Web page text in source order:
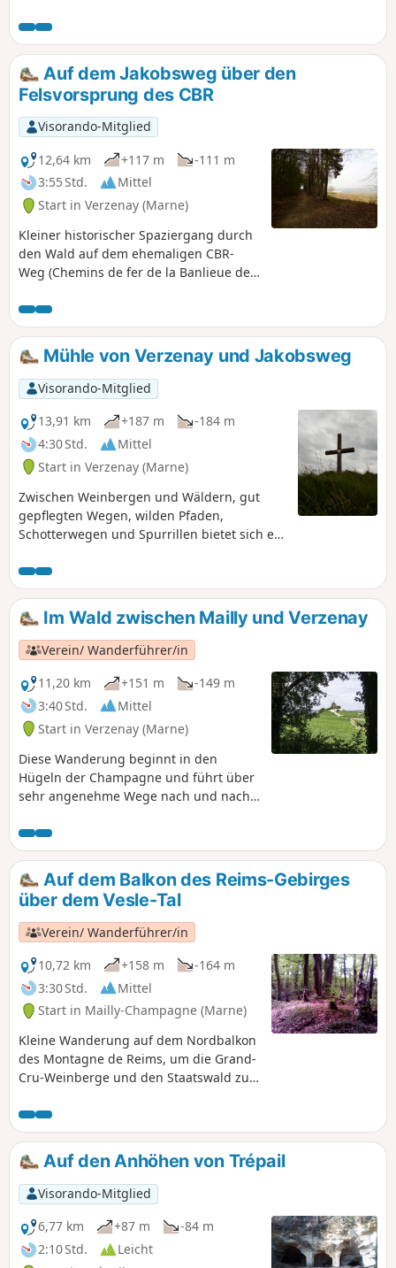
Während einer Wanderung können Sie ein
Stückchen des Waldes von Brocéliande
bewundern.
Auf dem Jakobsweg über den
Felsvorsprung des CBR
Visorando-Mitglied
12,64 km
+117 m
-111 m
3:55 Std.
Mittel
Start in Verzenay (Marne)
Kleiner historischer Spaziergang durch
den Wald auf dem ehemaligen CBR-
Weg (Chemins de fer de la Banlieue de
Nach einer guten Aufwärmphase
erreichen wir die einzige Schwierigkeit
der Wanderung, die uns auf das Plateau
der Montagne de Reims führt, wo wir
den Rest der Tour dann problemlos
bewältigen können.
Mühle von Verzenay und Jakobsweg
Visorando-Mitglied
13,91 km
+187 m
-184 m
4:30 Std.
Mittel
Start in Verzenay (Marne)
Zwischen Weinbergen und Wäldern, gut
gepflegten Wegen, wilden Pfaden,
Schotterwegen und Spurrillen bietet sich ein
der Champagne, und man folgt sogar einige
hundert Meter lang einem Abschnitt des
Jakobswegs.
Im Wald zwischen Mailly und Verzenay
Verein/ Wanderführer/in
11,20 km
+151 m
-149 m
3:40 Std.
Mittel
Start in Verzenay (Marne)
Diese Wanderung beginnt in den
Hügeln der Champagne und führt über
sehr angenehme Wege nach und nach
Montagne de Reims. Am Ende der
Strecke geht es vom Waldplateau
wieder hinunter zum ehemaligen CBR
(Chemin de la Banlieue Rémoise) mit
einem schönen Blick auf das Dorf
Verzenay und seine Hügel.
Auf dem Balkon des Reims-Gebirges
über dem Vesle-Tal
Verein/ Wanderführer/in
10,72 km
+158 m
-164 m
3:30 Std.
Mittel
Start in Mailly-Champagne (Marne)
Kleine Wanderung auf dem Nordbalkon
des Montagne de Reims, um die Grand-
Cru-Weinberge und den Staatswald zu
Auf den Anhöhen von Trépail
Visorando-Mitglied
6,77 km
+87 m
-84 m
2:10 Std.
Leicht